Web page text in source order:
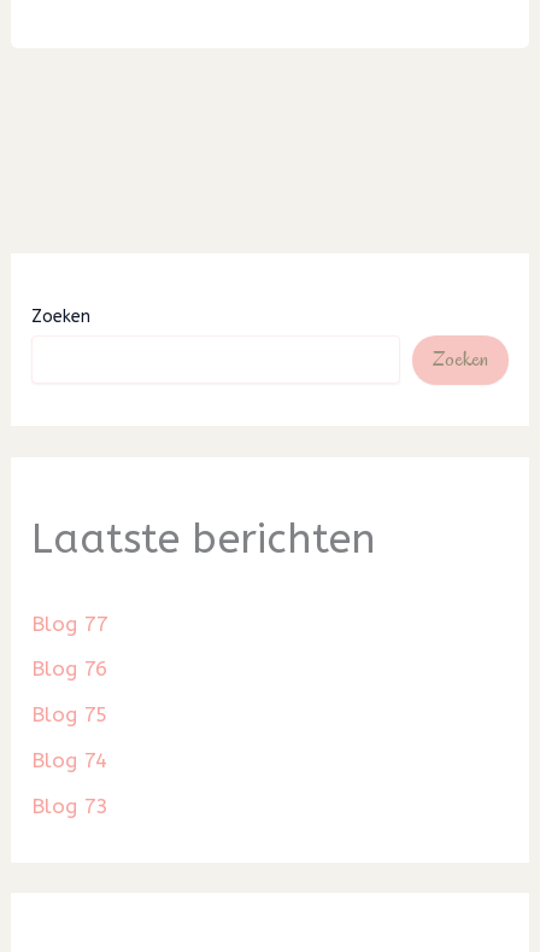
Zoeken
Zoeken
Laatste berichten
Blog 77
Blog 76
Blog 75
Blog 74
Blog 73